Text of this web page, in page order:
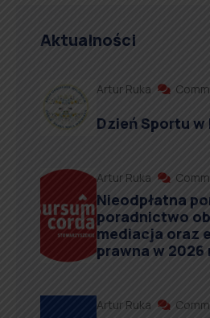
Aktualności
Artur Ruka
Dzień Sportu w
Artur Ruka
Nieodpłatna
poradnictwo
mediacja oraz
prawna w 2026
Artur Ruka